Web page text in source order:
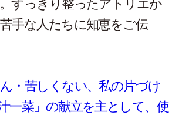
すっきり整ったアトリエか
手な人たちに知恵をご伝
・苦しくない、私の片づけ
一菜」の献立を主として、使